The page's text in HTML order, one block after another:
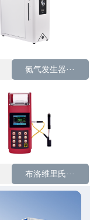
氮气发生器···
布洛维里氏···